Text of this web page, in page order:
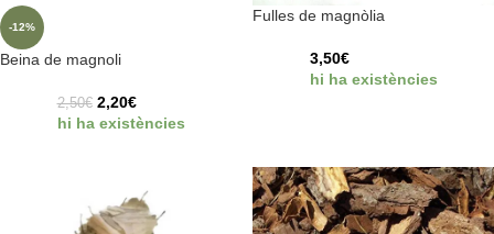
-12%
Beina de magnoli
2,50€ 2,20€
hi ha existències
Fulles de magnòlia
3,50€
hi ha existències